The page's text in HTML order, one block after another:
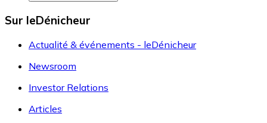
Sur leDénicheur
Actualité & événements - leDénicheur
Newsroom
Investor Relations
Articles